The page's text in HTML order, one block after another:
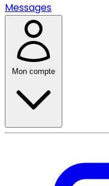
Messages
Mon compte